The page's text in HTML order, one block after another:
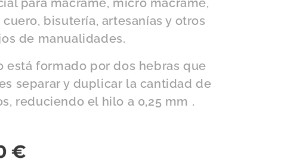
para macramé, micro macramé,
cuero, bisutería, artesanías y otros
de manualidades.
está formado por dos hebras que
separar y duplicar la cantidad de
reduciendo el hilo a 0,25 mm .
€